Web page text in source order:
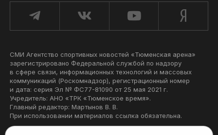
СМИ Агентство спортивных новостей «Тюменская арена»
зарегистрировано Федеральной службой по надзору
в сфере связи, информационных технологий и массовых
коммуникаций (Роскомнадзор), регистрационный номер
и дата: серия Эл № ФС77-81090 от 25 мая 2021 г.
Учредитель: АНО «ТРК «Тюменское время».
Главный редактор: Мартынов В. В.
При использовании материалов ссылка обязательна.